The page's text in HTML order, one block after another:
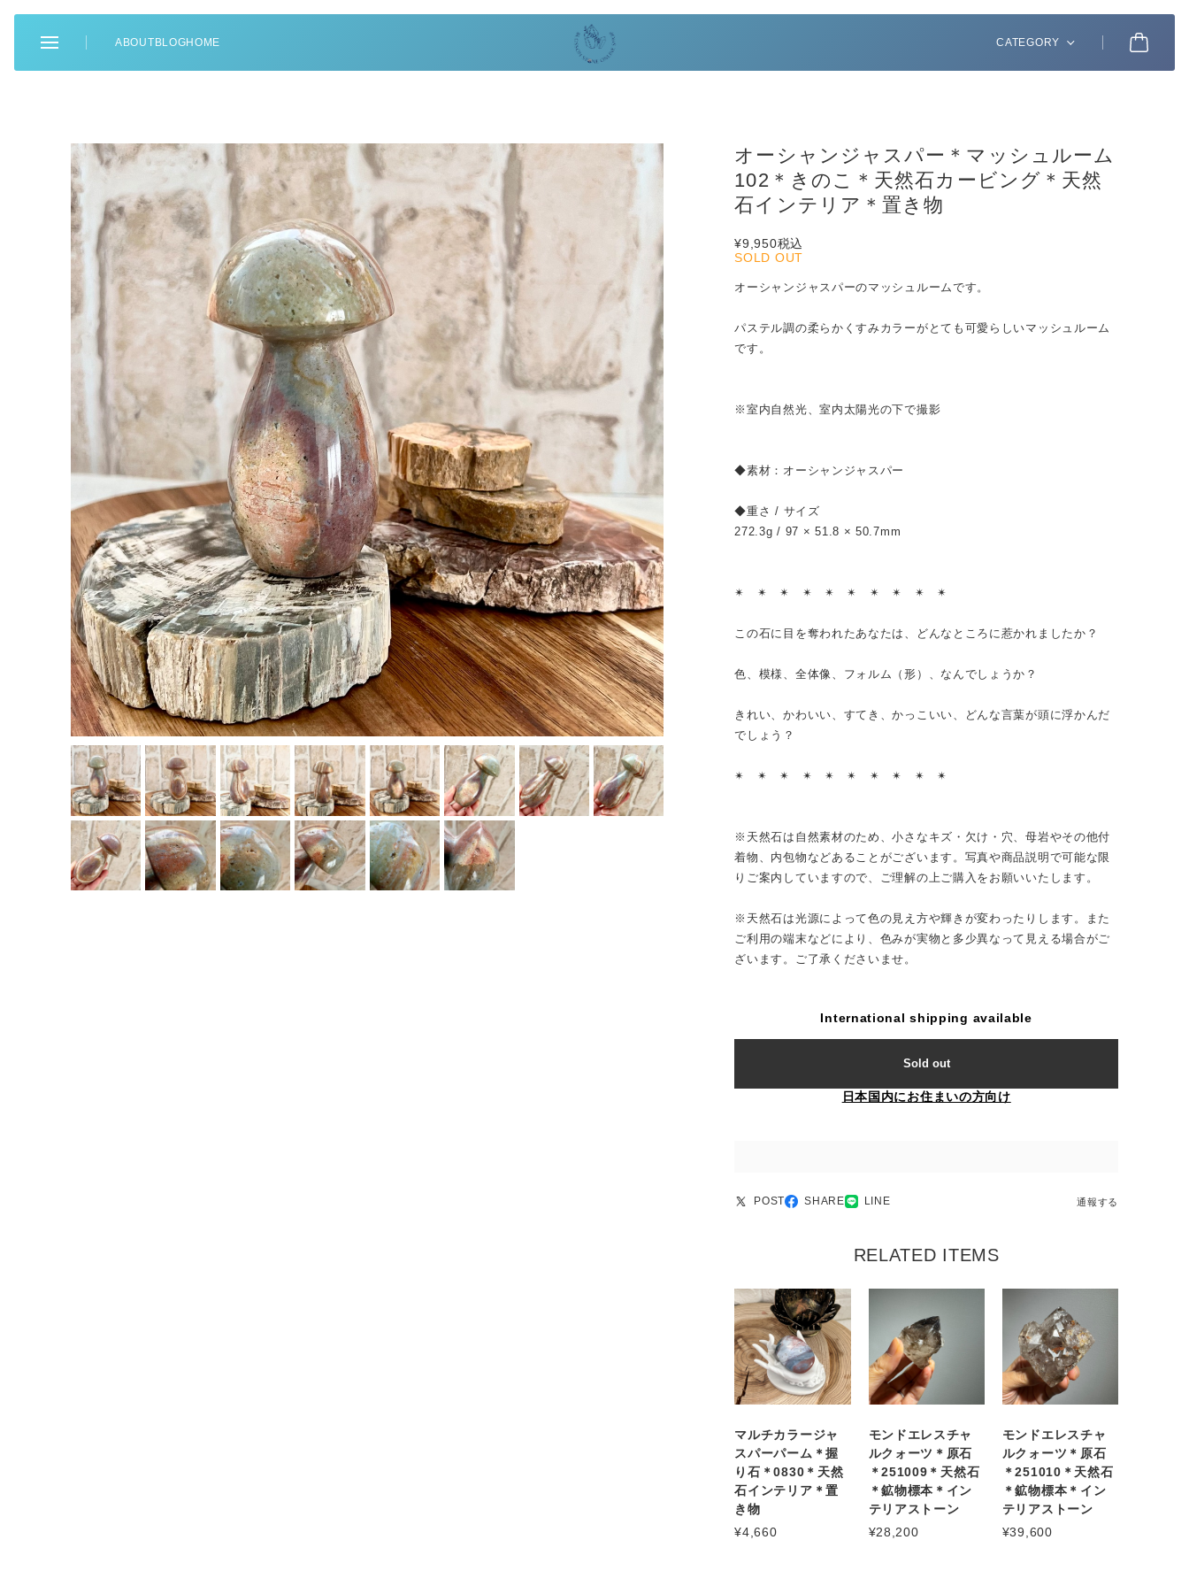
ABOUTBLOGHOME CATEGORY
オーシャンジャスパー＊マッシュルーム
102＊きのこ＊天然石カービング＊天然
石インテリア＊置き物
¥9,950税込
SOLD OUT
オーシャンジャスパーのマッシュルームです。
パステル調の柔らかくすみカラーがとても可愛らしいマッシュルーム
です。
※室内自然光、室内太陽光の下で撮影
◆素材：オーシャンジャスパー
◆重さ / サイズ
272.3g / 97 × 51.8 × 50.7mm
✴︎ ✴︎ ✴︎ ✴︎ ✴︎ ✴︎ ✴︎ ✴︎ ✴︎ ✴︎
この石に目を奪われたあなたは、どんなところに惹かれましたか？
色、模様、全体像、フォルム（形）、なんでしょうか？
きれい、かわいい、すてき、かっこいい、どんな言葉が頭に浮かんだ
でしょう？
✴︎ ✴︎ ✴︎ ✴︎ ✴︎ ✴︎ ✴︎ ✴︎ ✴︎ ✴︎
※天然石は自然素材のため、小さなキズ・欠け・穴、母岩やその他付
着物、内包物などあることがございます。写真や商品説明で可能な限
りご案内していますので、ご理解の上ご購入をお願いいたします。
※天然石は光源によって色の見え方や輝きが変わったりします。また
ご利用の端末などにより、色みが実物と多少異なって見える場合がご
ざいます。ご了承くださいませ。
International shipping available
Sold out
日本国内にお住まいの方向け
POST SHARE LINE 通報する
RELATED ITEMS
マルチカラージャ
スパーパーム＊握
り石＊0830＊天然
石インテリア＊置
き物
¥4,660
モンドエレスチャ
ルクォーツ＊原石
＊251009＊天然石
＊鉱物標本＊イン
テリアストーン
¥28,200
モンドエレスチャ
ルクォーツ＊原石
＊251010＊天然石
＊鉱物標本＊イン
テリアストーン
¥39,600